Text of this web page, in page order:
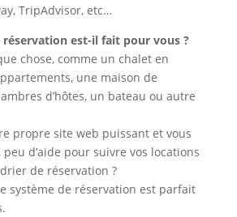
TripAdvisor, etc…
réservation est-il fait pour vous ?
chose, comme un chalet en
une maison de
d’hôtes, un bateau ou autre
propre site web puissant et vous
peu d’aide pour suivre vos locations
de réservation ?
système de réservation est parfait